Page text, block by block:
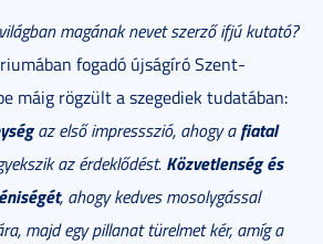
magának nevet szerző ifjú kutató?
fogadó újságíró Szent-
máig rögzült a szegediek tudatában:
az első impressszió, ahogy afiatal
az érdeklődést. Közvetlenség és
, ahogy kedves mosolygással
majd egy pillanat türelmet kér, amíg a